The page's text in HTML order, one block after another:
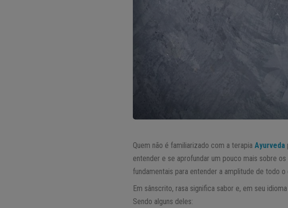
Quem não é familiarizado com a terapiaAyurveda
entender e se aprofundar um pouco mais sobre
fundamentais para entender a amplitude de todo
Em sânscrito, rasa significa sabor e, em seu
Sendo alguns deles: